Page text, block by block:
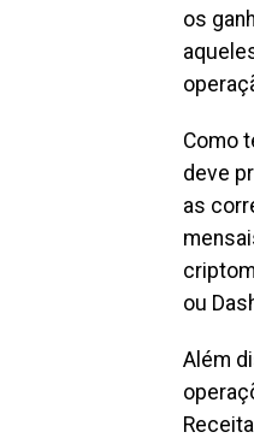
os
Como
deve
as
ou
Além